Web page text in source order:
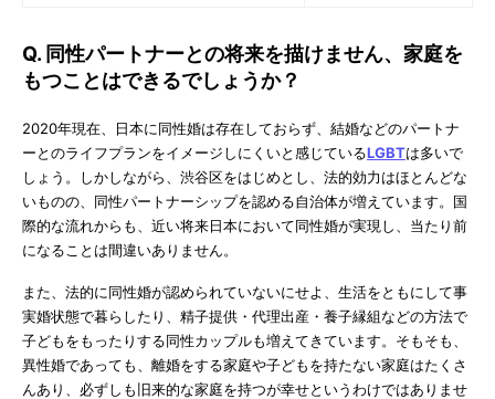
Q. 同性パートナーとの将来を描けません、家庭を
もつことはできるでしょうか？
2020年現在、日本に同性婚は存在しておらず、結婚などのパートナ
ーとのライフプランをイメージしにくいと感じているLGBTは多いで
しょう。しかしながら、渋谷区をはじめとし、法的効力はほとんどな
いものの、同性パートナーシップを認める自治体が増えています。国
際的な流れからも、近い将来日本において同性婚が実現し、当たり前
になることは間違いありません。
また、法的に同性婚が認められていないにせよ、生活をともにして事
実婚状態で暮らしたり、精子提供・代理出産・養子縁組などの方法で
子どもをもったりする同性カップルも増えてきています。そもそも、
異性婚であっても、離婚をする家庭や子どもを持たない家庭はたくさ
んあり、必ずしも旧来的な家庭を持つが幸せというわけではありませ